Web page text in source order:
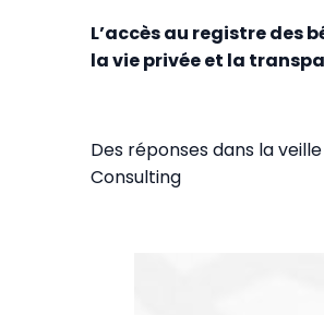
L’accès au registre des
la vie privée et la
Des réponses dans la
Consulting